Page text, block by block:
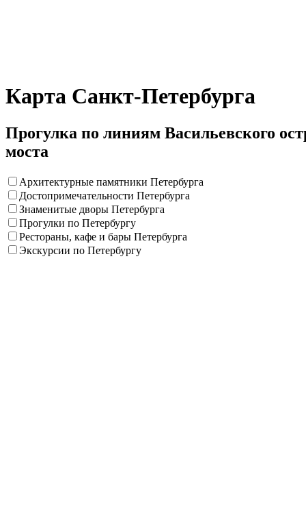
Карта Санкт-Петербурга
Прогулка по линиям Васильевского
моста
Архитектурные памятники Петербурга
Достопримечательности Петербурга
Знаменитые дворы Петербурга
Прогулки по Петербургу
Рестораны, кафе и бары Петербурга
Экскурсии по Петербургу